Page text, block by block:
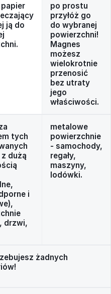
ją do
po prostu
przyłóż go
do wybranej
powierzchni!
Magnes
możesz
wielokrotnie
przenosić
bez utraty
jego
właściwości.
tych
dużą
i
drzwi,
metalowe
powierzchnie
- samochody,
regały,
maszyny,
lodówki.
żadnych